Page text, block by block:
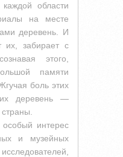
области
на месте
деревень. И
их, забирает с
этого,
памяти
боль этих
деревень —
особый интерес
и музейных